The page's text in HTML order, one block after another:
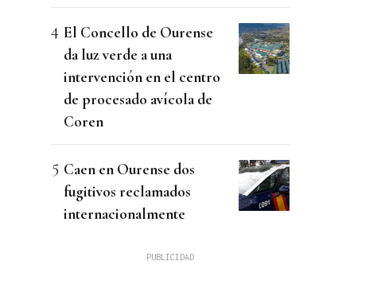
El Concello de Ourense
da luz verde a una
intervención en el centro
de procesado avícola de
Coren
Caen en Ourense dos
fugitivos reclamados
internacionalmente